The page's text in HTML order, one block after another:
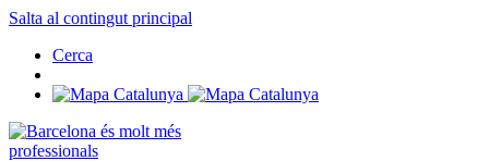
Salta al contingut principal
Cerca
professionals